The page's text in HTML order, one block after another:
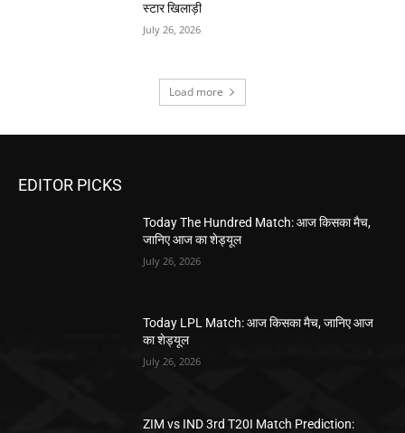
स्टार खिलाड़ी
July 26, 2026
Load more
EDITOR PICKS
Today The Hundred Match: आज किसका मैच,
जानिए आज का शेड्यूल
July 26, 2026
Today LPL Match: आज किसका मैच, जानिए आज
का शेड्यूल
July 26, 2026
ZIM vs IND 3rd T20I Match Prediction: